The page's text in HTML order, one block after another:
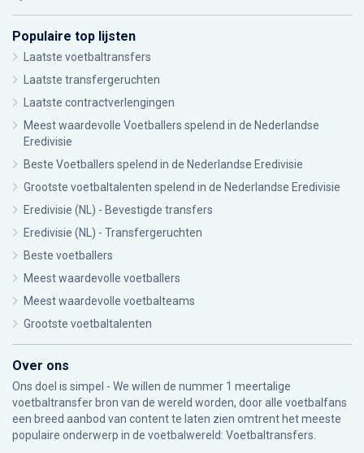
Populaire top lijsten
Laatste voetbaltransfers
Laatste transfergeruchten
Laatste contractverlengingen
Meest waardevolle Voetballers spelend in de Nederlandse
Eredivisie
Beste Voetballers spelend in de Nederlandse Eredivisie
Grootste voetbaltalenten spelend in de Nederlandse Eredivisie
Eredivisie (NL) - Bevestigde transfers
Eredivisie (NL) - Transfergeruchten
Beste voetballers
Meest waardevolle voetballers
Meest waardevolle voetbalteams
Grootste voetbaltalenten
Over ons
Ons doel is simpel - We willen de nummer 1 meertalige
voetbaltransfer bron van de wereld worden, door alle voetbalfans
een breed aanbod van content te laten zien omtrent het meeste
populaire onderwerp in de voetbalwereld: Voetbaltransfers.